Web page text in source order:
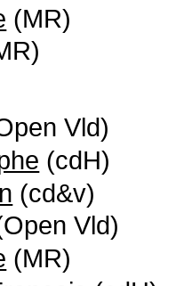
(MR)
Vld)
(cdH)
(cd&v)
Vld)
(MR)